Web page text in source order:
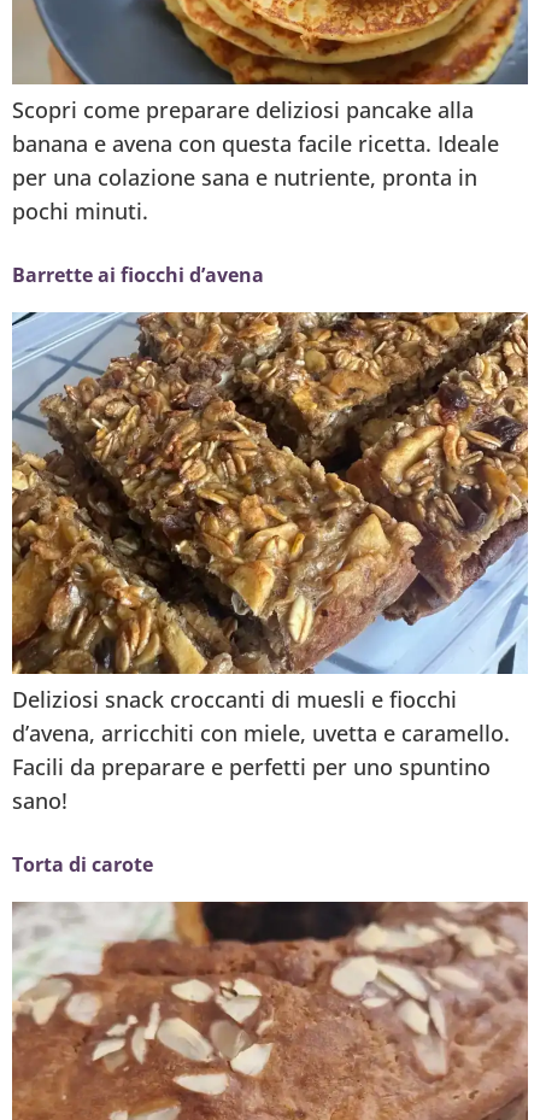
Scopri come preparare deliziosi pancake alla
banana e avena con questa facile ricetta. Ideale
per una colazione sana e nutriente, pronta in
pochi minuti.
Barrette ai fiocchi d’avena
Deliziosi snack croccanti di muesli e fiocchi
d’avena, arricchiti con miele, uvetta e caramello.
Facili da preparare e perfetti per uno spuntino
sano!
Torta di carote